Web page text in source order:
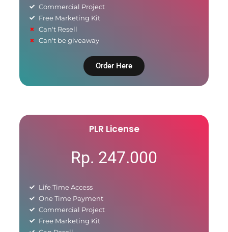
Commercial Project
Free Marketing Kit
Can't Resell
Can't be giveaway
Order Here
PLR License
Rp. 247.000
Life Time Access
One Time Payment
Commercial Project
Free Marketing Kit